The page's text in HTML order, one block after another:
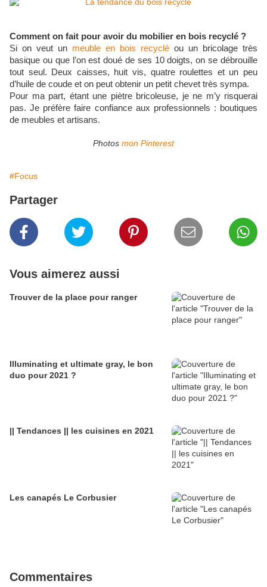
Comment on fait pour avoir du mobilier en bois recyclé ?
Si on veut un meuble en bois recyclé ou un bricolage très
basique ou que l’on est doué de ses 10 doigts, on se débrouille
tout seul. Deux caisses, huit vis, quatre roulettes et un peu
d’huile de coude et on peut obtenir un petit chevet très sympa.
Pour ma part, étant une piètre bricoleuse, je ne m’y risquerai
pas. Je préfère faire confiance aux professionnels : boutiques
de meubles et artisans.
Photos mon Pinterest
#Focus
Partager
Vous aimerez aussi
Trouver de la place pour ranger
Illuminating et ultimate gray, le bon
duo pour 2021 ?
|| Tendances || les cuisines en 2021
Les canapés Le Corbusier
Commentaires